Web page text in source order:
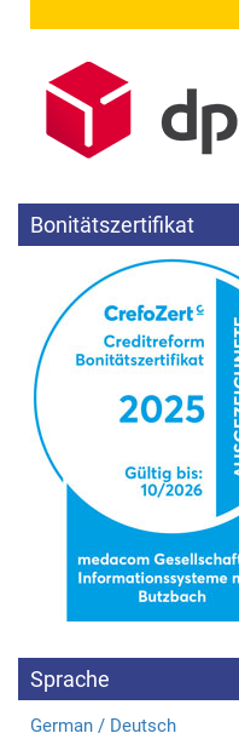
Bonitätszertifikat
Sprache
German / Deutsch